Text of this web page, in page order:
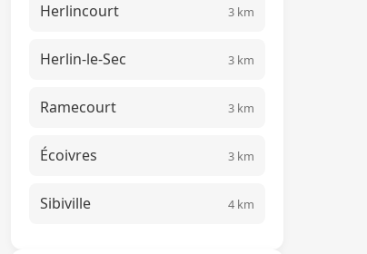
Herlincourt 3 km
Herlin-le-Sec 3 km
Ramecourt 3 km
Écoivres 3 km
Sibiville 4 km